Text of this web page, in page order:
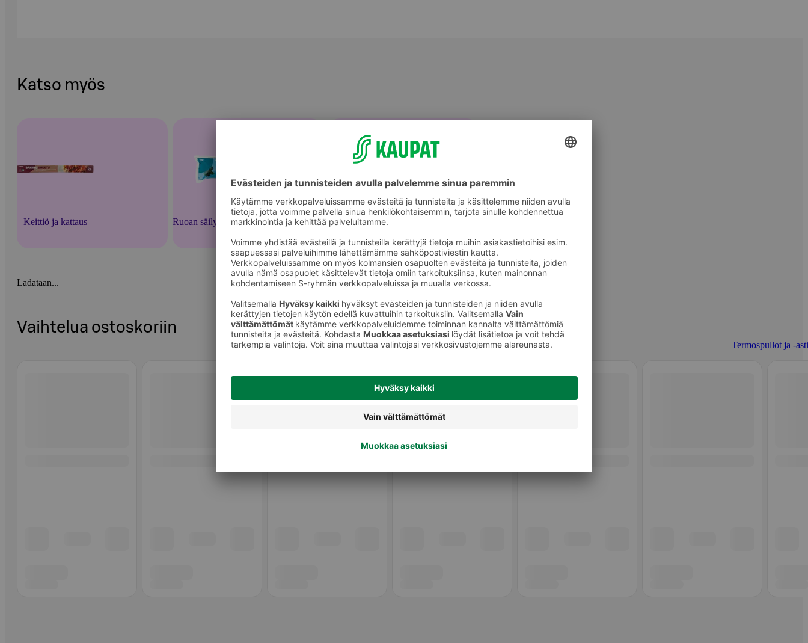
Katso myös
Keittiö ja kattaus Ruoan säilytysastiat ja -välineet Termospullot ja -astiat
Ladataan...
Vaihtelua ostoskoriin
Termospullot ja -